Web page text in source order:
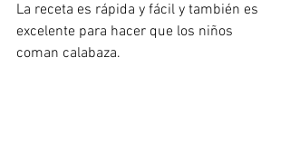
La receta es rápida y fácil y también es
excelente para hacer que los niños
coman calabaza.